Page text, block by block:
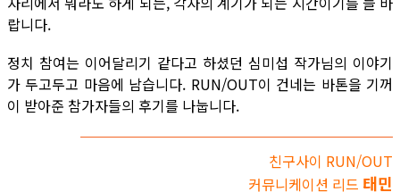
랍니다.
정치 참여는 이어달리기 같다고 하셨던 심미섭 작가님의 이야기
가 두고두고 마음에 남습니다. RUN/OUT이 건네는 바톤을 기꺼
이 받아준 참가자들의 후기를 나눕니다.
친구사이 RUN/OUT
커뮤니케이션 리드 태민